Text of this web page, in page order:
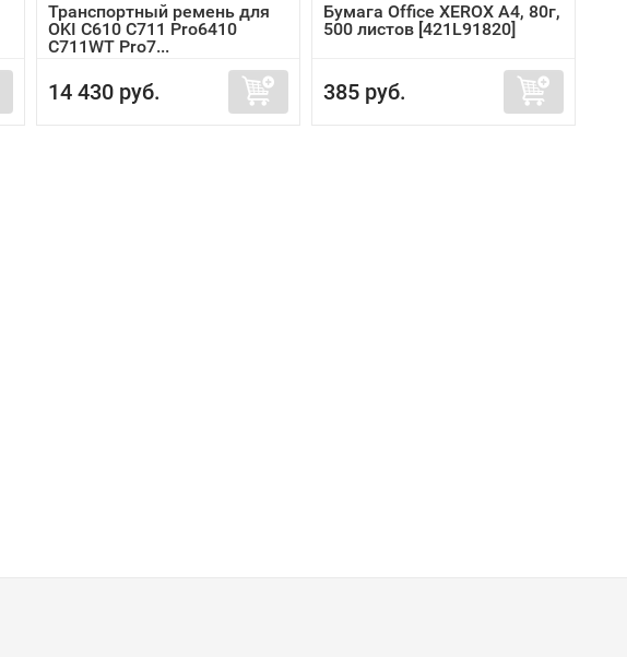
Транспортный ремень для
OKI C610 C711 Pro6410
C711WT Pro7...
14 430 руб.
Бумага Office XEROX A4, 80г,
500 листов [421L91820]
385 руб.